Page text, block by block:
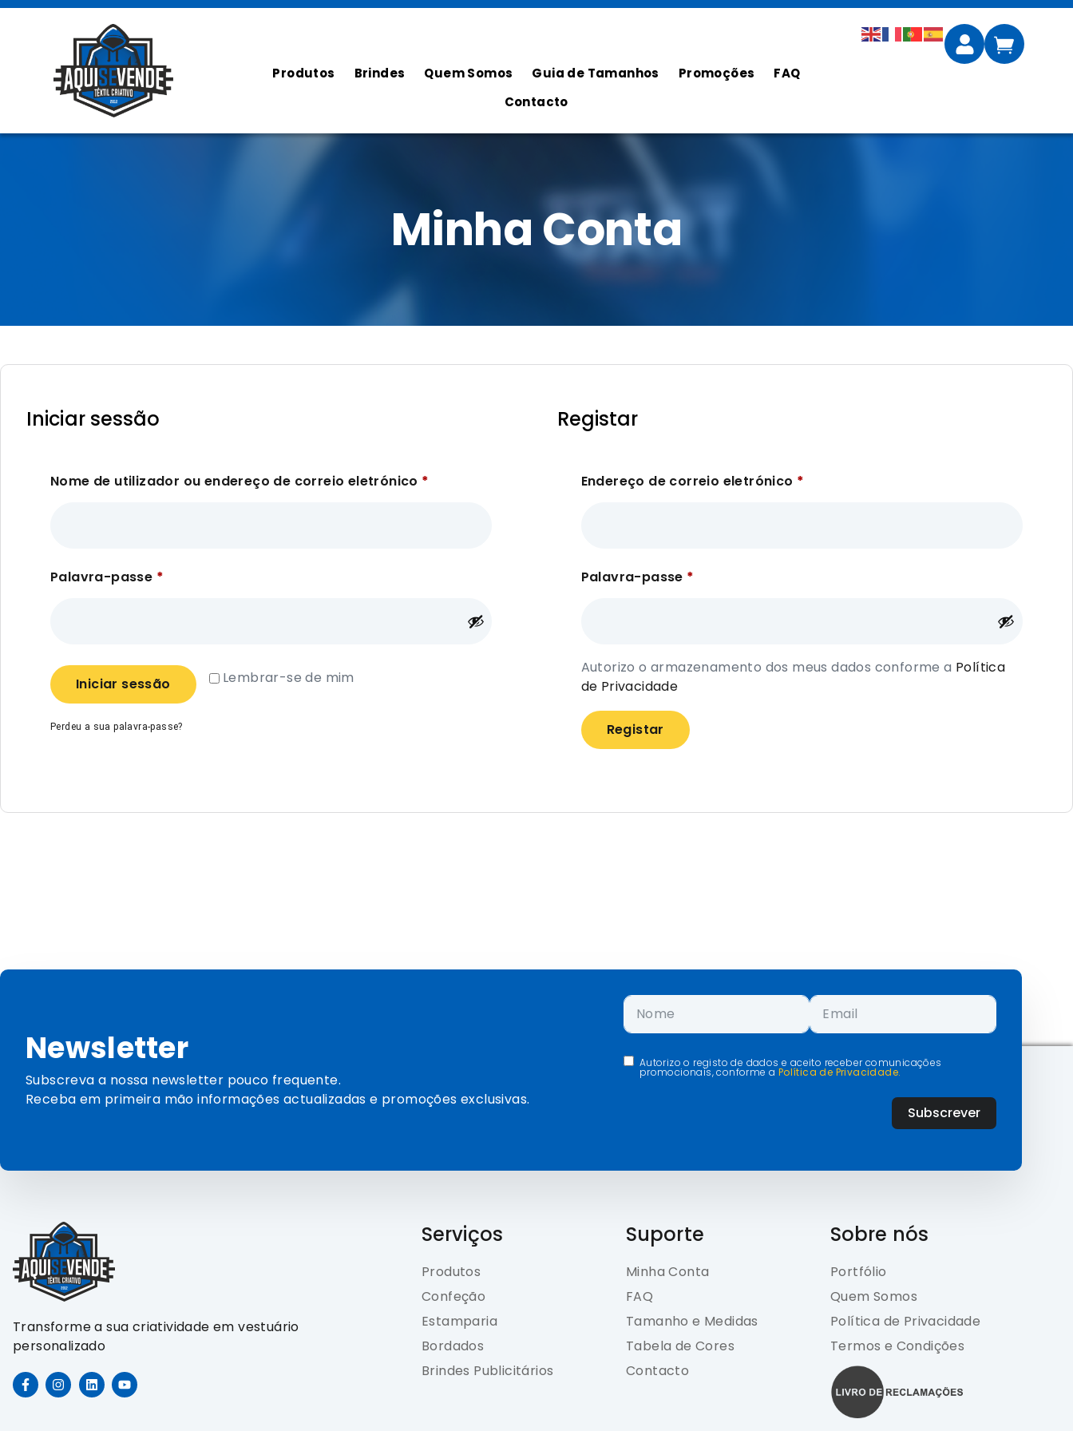
Produtos Brindes Quem Somos Guia de Tamanhos Promoções
FAQ
Contacto
Minha Conta
Iniciar sessão
Nome de utilizador ou endereço de correio eletrónico *
Palavra-passe *
Lembrar-se de mim
Iniciar sessão
Perdeu a sua palavra-passe?
Registar
Endereço de correio eletrónico *
Palavra-passe *
Autorizo o armazenamento dos meus dados conforme a Política
de Privacidade
Registar
Newsletter
Subscreva a nossa newsletter pouco frequente.
Receba em primeira mão informações actualizadas e promoções exclusivas.
Autorizo o registo de dados e aceito receber comunicações
promocionais, conforme a Política de Privacidade.
Subscrever
Transforme a sua criatividade em vestuário
personalizado
Serviços
Produtos
Confeção
Estamparia
Bordados
Brindes Publicitários
Suporte
Minha Conta
FAQ
Tamanho e Medidas
Tabela de Cores
Contacto
Sobre nós
Portfólio
Quem Somos
Política de Privacidade
Termos e Condições